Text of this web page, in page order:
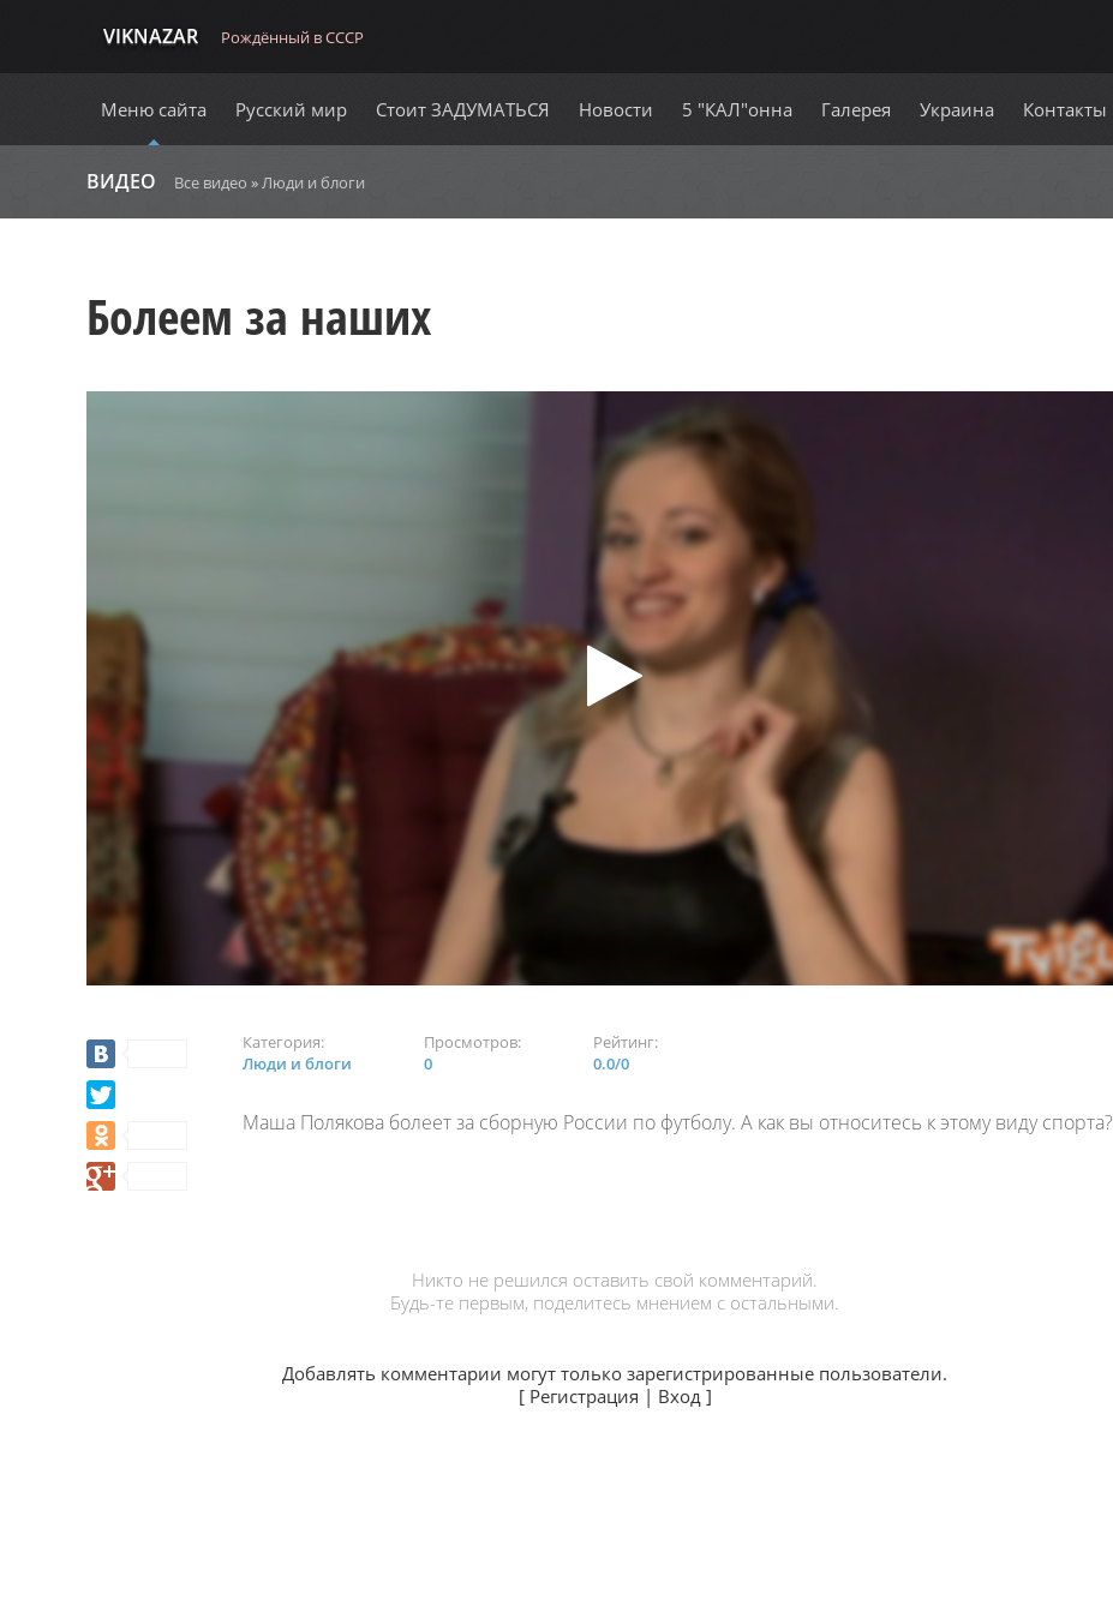
VIKNAZAR Рождённый в СССР
Меню сайта Русский мир Стоит ЗАДУМАТЬСЯ Новости 5 "КАЛ"онна Галерея Украина Контакты
ВИДЕО Все видео »Люди и блоги
Болеем за наших
Категория:
Люди и блоги
Просмотров:
0
Рейтинг:
0.0/0
Маша Полякова болеет за сборную России по футболу. А как вы относитесь к этому виду спорта?
Никто не решился оставить свой комментарий.
Будь-те первым, поделитесь мнением с остальными.
Добавлять комментарии могут только зарегистрированные пользователи.
[ Регистрация | Вход]